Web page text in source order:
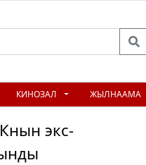
КИНОЗАЛ ЖЫЛНААМА
экс-